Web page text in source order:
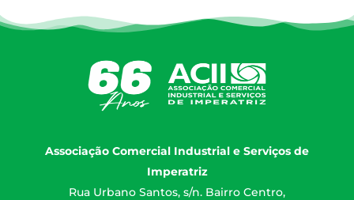
Associação Comercial Industrial e Serviços de
Imperatriz
Rua Urbano Santos, s/n. Bairro Centro,